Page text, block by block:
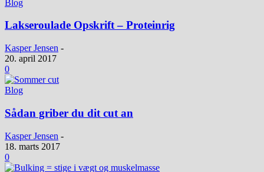
Blog
Lakseroulade Opskrift – Proteinrig
Kasper Jensen -
20. april 2017
0
Blog
Sådan griber du dit cut an
Kasper Jensen -
18. marts 2017
0